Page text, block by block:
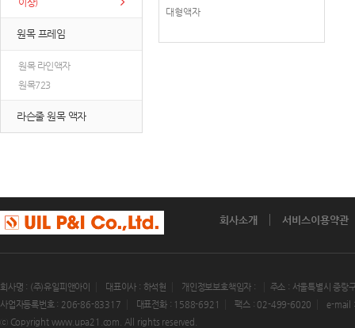
이상)
원목 프레임
원목 라인액자
원목723
라슨줄 원목 액자
대형액자
회사소개 서비스이용약관
회사명 : (주)유일피앤아이 대표이사 : 하석현 개인정보보호책임자 :
주소 : 서울특별시 중
사업자등록번호 : 206-86-83317
대표전화 : 1588-6921 팩스 : 02-499-6020
e-mail
ⓒ Copyright www.upa21.com. All rights reserved.